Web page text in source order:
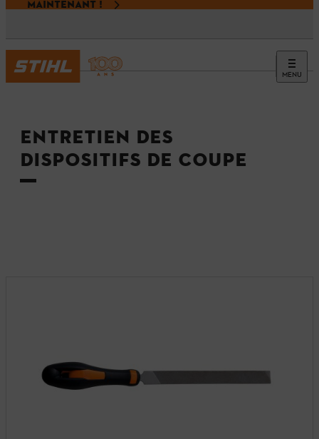
MAINTENANT !
MENU
Accueil
ENTRETIEN DES
DISPOSITIFS DE COUPE